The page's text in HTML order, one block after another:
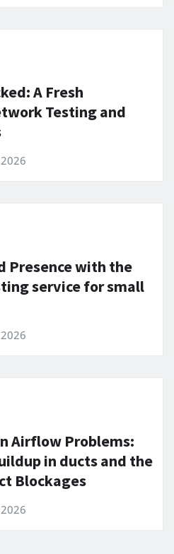
A Fresh
Testing and
Presence with the
service for small
Airflow Problems:
in ducts and the
Blockages